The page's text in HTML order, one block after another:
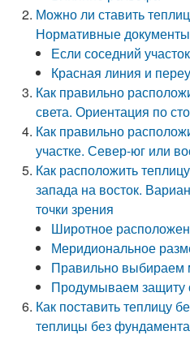
Можно ли ставить
Нормативные
Если соседний
Красная линия и
Как правильно
света. Ориентация по
Как правильно
участке. Север-юг или
Как расположить
запада на восток.
точки зрения
Широтное
Меридиональное
Правильно выбираем
Продумываем защиту
Как поставить теплицу
теплицы без фундамента